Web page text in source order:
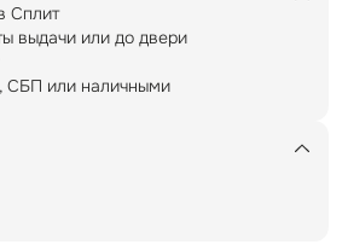
Сплит
выдачи или до двери
СБП или наличными